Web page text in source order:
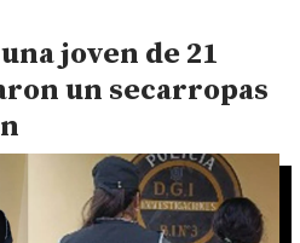
joven de 21
un secarropas